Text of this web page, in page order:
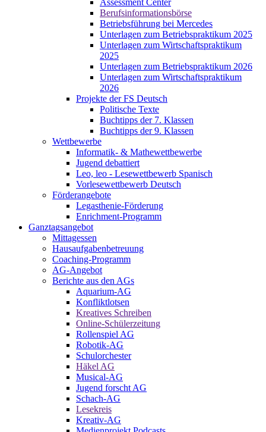
Berufsinformationsbörse
Betriebsführung bei Mercedes
Unterlagen zum Betriebspraktikum 2025
Unterlagen zum Wirtschaftspraktikum
2025
Unterlagen zum Betriebspraktikum 2026
Unterlagen zum Wirtschaftspraktikum
2026
Projekte der FS Deutsch
Politische Texte
Buchtipps der 7. Klassen
Buchtipps der 9. Klassen
Wettbewerbe
Informatik- & Mathewettbewerbe
Jugend debattiert
Leo, leo - Lesewettbewerb Spanisch
Vorlesewettbewerb Deutsch
Förderangebote
Legasthenie-Förderung
Enrichment-Programm
Ganztagsangebot
Mittagessen
Hausaufgabenbetreuung
Coaching-Programm
AG-Angebot
Berichte aus den AGs
Aquarium-AG
Konfliktlotsen
Kreatives Schreiben
Online-Schülerzeitung
Rollenspiel AG
Robotik-AG
Schulorchester
Häkel AG
Musical-AG
Jugend forscht AG
Schach-AG
Lesekreis
Kreativ-AG